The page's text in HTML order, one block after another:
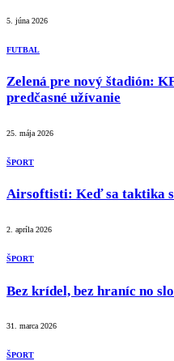
5. júna 2026
FUTBAL
Zelená pre nový štadión:
predčasné užívanie
25. mája 2026
ŠPORT
Airsoftisti: Keď sa taktika
2. apríla 2026
ŠPORT
Bez krídel, bez hraníc no
31. marca 2026
ŠPORT